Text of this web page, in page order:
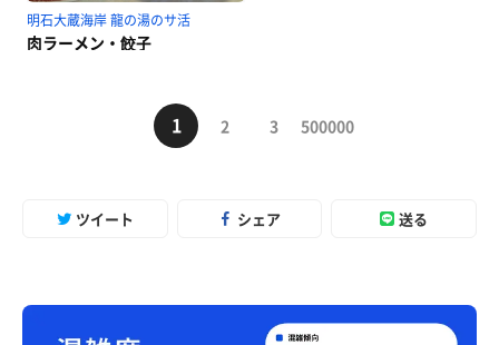
明石大蔵海岸 龍の湯のサ活
肉ラーメン・餃子
1 2 3 500000
ツイート シェア 送る